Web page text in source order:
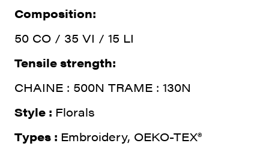
Composition:
50 CO / 35 VI / 15 LI
Tensile strength:
CHAINE : 500N TRAME : 130N
Style : Florals
Types : Embroidery, OEKO-TEX®